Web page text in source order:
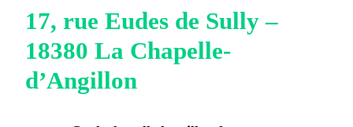
17, rue Eudes de Sully –
18380 La Chapelle-
d’Angillon